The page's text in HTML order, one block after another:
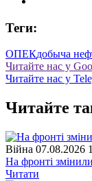
Теги:
ОПЕКдобыча
Читайте нас у
Читайте нас у
Читайте
Війна 07.08.2026
На фронті
Читати